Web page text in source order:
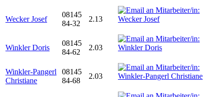
Wecker Josef
08145
84-32
2.13
Winkler Doris
08145
84-62
2.03
Winkler-Pangerl
Christiane
08145
84-68
2.03